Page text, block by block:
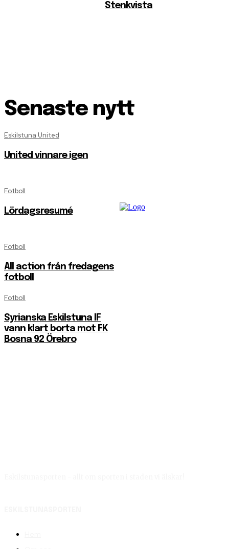
Stenkvista
Senaste nytt
Eskilstuna United
United vinnare igen
Fotboll
Lördagsresumé
Fotboll
All action från fredagens
fotboll
Fotboll
Syrianska Eskilstuna IF
vann klart borta mot FK
Bosna 92 Örebro